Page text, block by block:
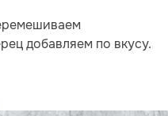
добавляем по вкусу.